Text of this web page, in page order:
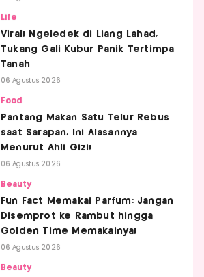
Life
Viral! Ngeledek di Liang Lahad,
Tukang Gali Kubur Panik Tertimpa
Tanah
06 Agustus 2026
Food
Pantang Makan Satu Telur Rebus
saat Sarapan, Ini Alasannya
Menurut Ahli Gizi!
06 Agustus 2026
Beauty
Fun Fact Memakai Parfum: Jangan
Disemprot ke Rambut hingga
Golden Time Memakainya!
06 Agustus 2026
Beauty